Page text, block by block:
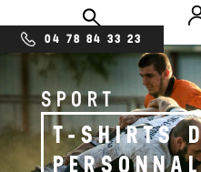
04 78 84 33 23
SPORT
T-SHIRTS